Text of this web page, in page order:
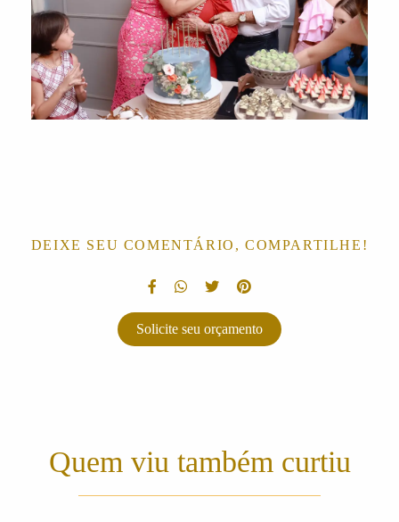
DEIXE SEU COMENTÁRIO, COMPARTILHE!
Solicite seu orçamento
Quem viu também curtiu